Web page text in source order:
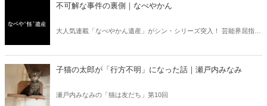
不可解な事件の裏側｜なべやかん
大人気連載「なべやかん遺産」がシン・シリーズ突入！ 芸能界屈指の
信じるか信じないかは、あなた次第！ 芸能ニュース
子猫の太郎が「行方不明」になった話｜瀬戸内みなみ
瀬戸内みなみの「猫は友だち」第10回